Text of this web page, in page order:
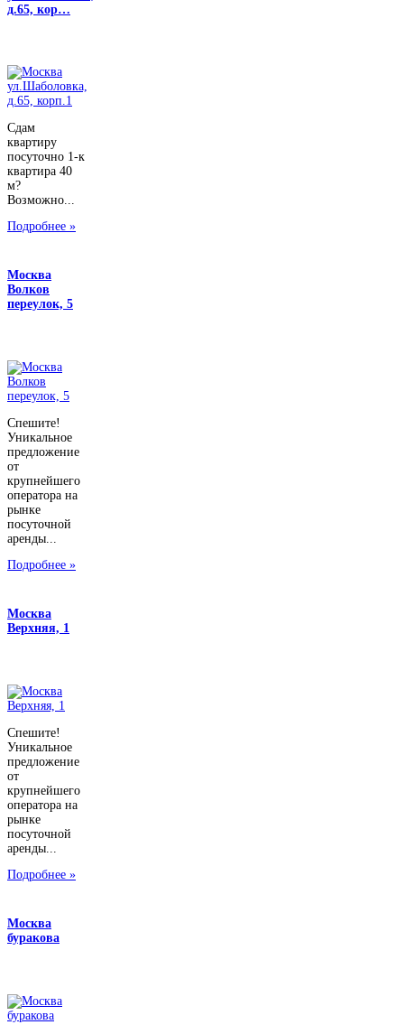
д.65, кор…
Сдам
квартиру
посуточно 1-к
квартира 40
м?
Возможно...
Подробнее »
Москва
Волков
переулок, 5
Спешите!
Уникальное
предложение
от
крупнейшего
оператора на
рынке
посуточной
аренды...
Подробнее »
Москва
Верхняя, 1
Спешите!
Уникальное
предложение
от
крупнейшего
оператора на
рынке
посуточной
аренды...
Подробнее »
Москва
буракова